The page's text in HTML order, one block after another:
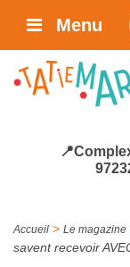
Menu
Accueil > Le magazine
savent recevoir